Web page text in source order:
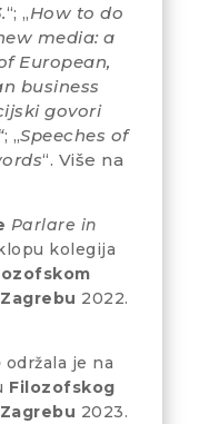
“; „How to do
media: a
European,
business
govori
; „Speeches of
“. Više na
Parlare in
kolegija
2022.
održala je na
Filozofskog
2023.